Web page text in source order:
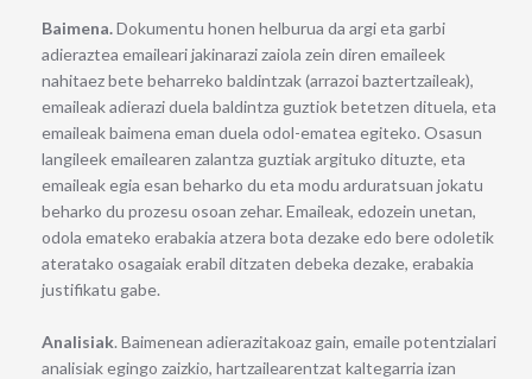
Baimena.Dokumentu honen helburua da argi eta garbi
adieraztea emaileari jakinarazi zaiola zein diren emaileek
nahitaez bete beharreko baldintzak (arrazoi baztertzaileak),
emaileak adierazi duela baldintza guztiok betetzen dituela, eta
emaileak baimena eman duela odol-ematea egiteko. Osasun
langileek emailearen zalantza guztiak argituko dituzte, eta
emaileak egia esan beharko du eta modu arduratsuan jokatu
beharko du prozesu osoan zehar. Emaileak, edozein unetan,
odola emateko erabakia atzera bota dezake edo bere odoletik
ateratako osagaiak erabil ditzaten debeka dezake, erabakia
justifikatu gabe.
Analisiak. Baimenean adierazitakoaz gain, emaile potentzialari
analisiak egingo zaizkio, hartzailearentzat kaltegarria izan